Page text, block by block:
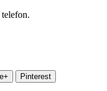
Pinterest